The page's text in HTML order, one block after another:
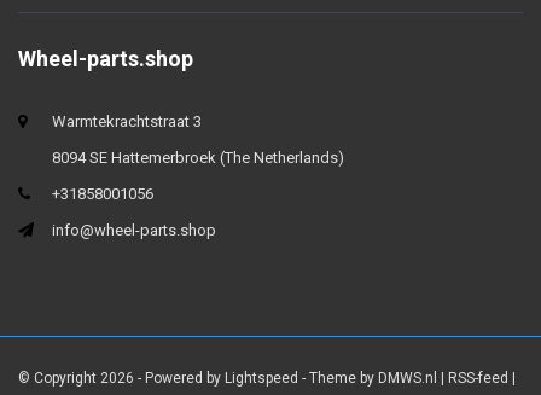
Wheel-parts.shop
Warmtekrachtstraat 3
8094 SE Hattemerbroek (The Netherlands)
+31858001056
info@wheel-parts.shop
© Copyright 2026 - Powered by Lightspeed - Theme by DMWS.nl RSS-feed